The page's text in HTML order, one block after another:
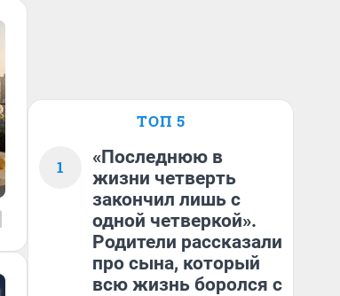
ТОП 5
1
«Последнюю в
жизни четверть
закончил лишь с
одной четверкой».
Родители рассказали
про сына, который
всю жизнь боролся с